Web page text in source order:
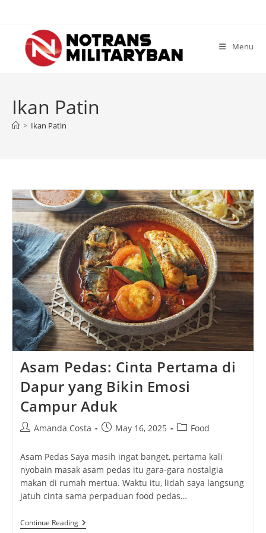
content
Menu
Ikan Patin
> Ikan Patin
Asam Pedas: Cinta Pertama di
Dapur yang Bikin Emosi
Campur Aduk
PostAmanda Costa
PostMay 16, 2025
PostFood
Asam Pedas Saya masih ingat banget, pertama kali
nyobain masak asam pedas itu gara-gara nostalgia
makan di rumah mertua. Waktu itu, lidah saya langsung
jatuh cinta sama perpaduan food pedas…
Continue ReadingAsam